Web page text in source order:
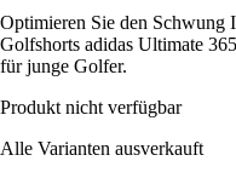
Optimieren Sie den Schwung
Golfshorts adidas Ultimate
für junge Golfer.
Produkt nicht verfügbar
Alle Varianten ausverkauft